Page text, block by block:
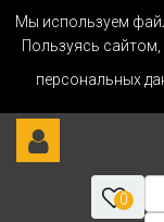
Мы используем
Пользуясь
персональных
0